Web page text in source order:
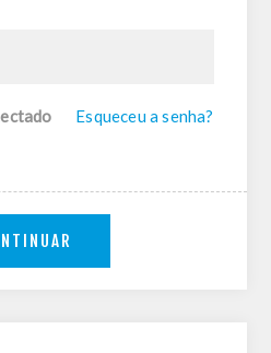
Esqueceu a senha?